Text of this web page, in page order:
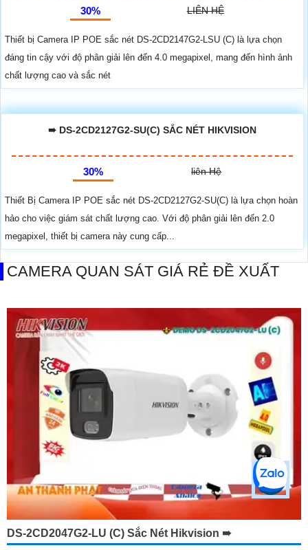
30% LIÊN HỆ
Thiết bị Camera IP POE sắc nét DS-2CD2147G2-LSU (C) là lựa chọn
đáng tin cậy với độ phân giải lên đến 4.0 megapixel, mang đến hình ảnh
chất lượng cao và sắc nét
➠ DS-2CD2127G2-SU(C) SẮC NÉT HIKVISION
30% liên Hệ
Thiết Bị Camera IP POE sắc nét DS-2CD2127G2-SU(C) là lựa chọn hoàn
hảo cho việc giám sát chất lượng cao. Với độ phân giải lên đến 2.0
megapixel, thiết bị camera này cung cấp...
CAMERA QUAN SÁT GIÁ RẺ ĐỀ XUẤT
DS-2CD2047G2-LU (C) Sắc Nét Hikvision ➠